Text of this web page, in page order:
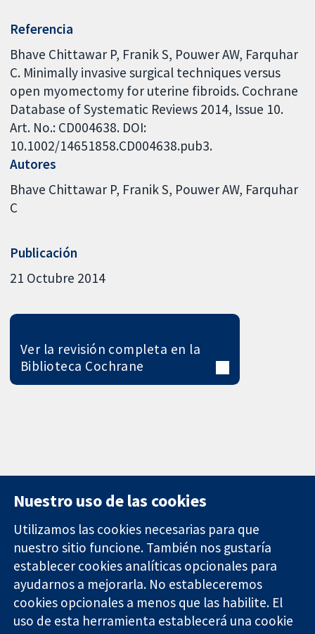
Referencia
Bhave Chittawar P, Franik S, Pouwer AW, Farquhar
C. Minimally invasive surgical techniques versus
open myomectomy for uterine fibroids. Cochrane
Database of Systematic Reviews 2014, Issue 10.
Art. No.: CD004638. DOI:
10.1002/14651858.CD004638.pub3.
Autores
Bhave Chittawar P Franik S Pouwer AW Farquhar
C
Publicación
21 Octubre 2014
Ver la revisión completa en la
Biblioteca Cochrane
Evidencia fiable.
Decisiones
informadas.
Mejor salud.
11-13 Cavendish
Square
Londres
W1G 0AN
Reino Unido
Contacto
Noticias
Prensa
Sobre
nosotros
Nuestro uso de las cookies
Utilizamos las cookies necesarias para que
nuestro sitio funcione. También nos gustaría
establecer cookies analíticas opcionales para
ayudarnos a mejorarla. No estableceremos
cookies opcionales a menos que las habilite. El
uso de esta herramienta establecerá una cookie